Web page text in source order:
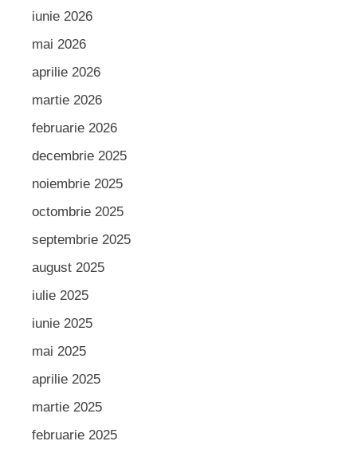
iunie 2026
mai 2026
aprilie 2026
martie 2026
februarie 2026
decembrie 2025
noiembrie 2025
octombrie 2025
septembrie 2025
august 2025
iulie 2025
iunie 2025
mai 2025
aprilie 2025
martie 2025
februarie 2025